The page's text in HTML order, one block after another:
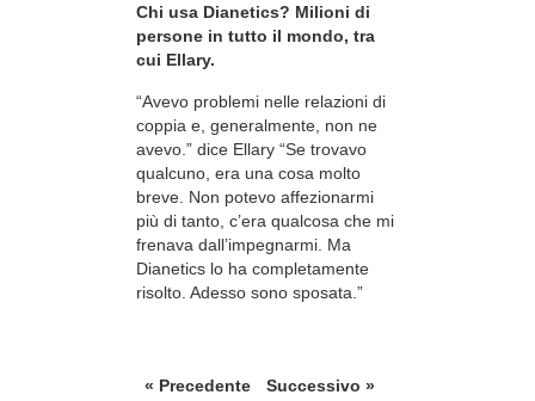
Chi usa Dianetics? Milioni di
persone in tutto il mondo, tra
cui Ellary.
“Avevo problemi nelle relazioni di
coppia e, generalmente, non ne
avevo.” dice Ellary “Se trovavo
qualcuno, era una cosa molto
breve. Non potevo affezionarmi
più di tanto, c’era qualcosa che mi
frenava dall’impegnarmi. Ma
Dianetics lo ha completamente
risolto. Adesso sono sposata.”
« Precedente Successivo »